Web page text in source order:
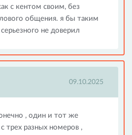
с кентом своим, без
общения. я бы таким
не доверил
09.10.2025
, один и тот же
трех разных номеров ,